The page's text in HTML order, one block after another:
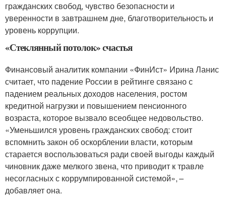
гражданских свобод, чувство безопасности и
уверенности в завтрашнем дне, благотворительность и
уровень коррупции.
«Стеклянный потолок» счастья
Финансовый аналитик компании «ФинИст» Ирина Ланис
считает, что падение России в рейтинге связано с
падением реальных доходов населения, ростом
кредитной нагрузки и повышением пенсионного
возраста, которое вызвало всеобщее недовольство.
«Уменьшился уровень гражданских свобод: стоит
вспомнить закон об оскорблении власти, которым
старается воспользоваться ради своей выгоды каждый
чиновник даже мелкого звена, что приводит к травле
несогласных с коррумпированной системой», –
добавляет она.